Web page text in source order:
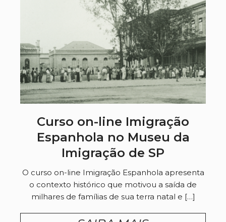
Curso on-line Imigração
Espanhola no Museu da
Imigração de SP
O curso on-line Imigração Espanhola apresenta
o contexto histórico que motivou a saída de
milhares de famílias de sua terra natal e […]